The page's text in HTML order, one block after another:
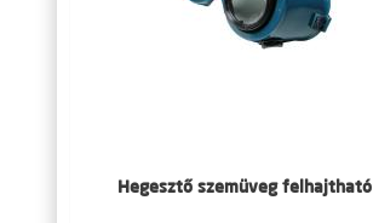
Hegesztő szemüveg felhajtható